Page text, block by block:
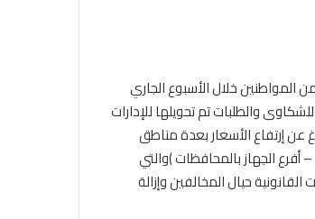
والشكاوي بالجهاز، عدد 5220 شكوي وبلاغ من المواطنين خلال الأسبوع الجاري
والطلبات تم تحويلها للإدارات
للتحقيق فيها وإزالة أسبابها ، كما تلقي في ذات الأسبوع عدد 166 بلاغ عن إرتفاع الأسعار بعدة مناطق
أفرع الجهاز بالمحافظات )والتي
حيال المخالفين وإزالة